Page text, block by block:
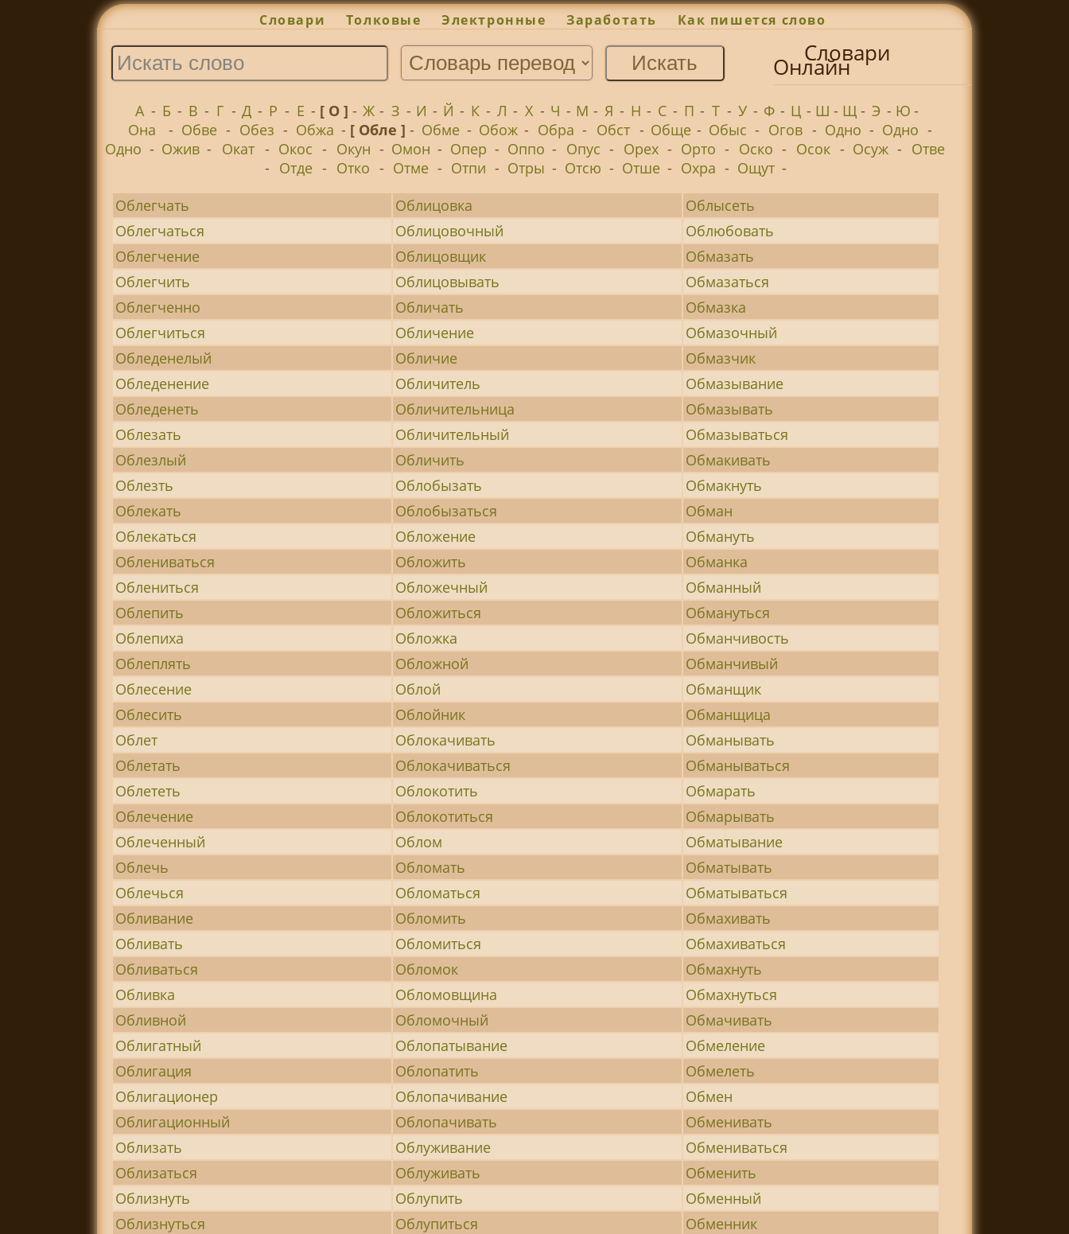
Словари Толковые Электронные Заработать Как пишется слово
Словари
Онлайн
А - Б - В - Г - Д - Р - Е - [ О ]- Ж - З - И - Й - К - Л - Х - Ч - М - Я - Н - С - П - Т - У - Ф - Ц - Ш - Щ- Э - Ю-
Она
- Обве - Обез - Обжа - [ Обле ] - Обме - Обож - Обра - Обст - Обще - Обыс - Огов - Одно - Одно -
Одно - Ожив - Окат - Окос - Окун - Омон - Опер - Оппо - Опус - Орех - Орто - Оско - Осок - Осуж - Отве
- Отде - Отко - Отме - Отпи - Отры - Отсю - Отше - Охра - Ощут -
Облегчать
Облицовка
Облысеть
Облегчаться
Облицовочный
Облюбовать
Облегчение
Облицовщик
Обмазать
Облегчить
Облицовывать
Обмазаться
Облегченно
Обличать
Обмазка
Облегчиться
Обличение
Обмазочный
Обледенелый
Обличие
Обмазчик
Обледенение
Обличитель
Обмазывание
Обледенеть
Обличительница
Обмазывать
Облезать
Обличительный
Обмазываться
Облезлый
Обличить
Обмакивать
Облезть
Облобызать
Обмакнуть
Облекать
Облобызаться
Обман
Облекаться
Обложение
Обмануть
Облениваться
Обложить
Обманка
Облениться
Обложечный
Обманный
Облепить
Обложиться
Обмануться
Облепиха
Обложка
Обманчивость
Облеплять
Обложной
Обманчивый
Облесение
Облой
Обманщик
Облесить
Облойник
Обманщица
Облет
Облокачивать
Обманывать
Облетать
Облокачиваться
Обманываться
Облететь
Облокотить
Обмарать
Облечение
Облокотиться
Обмарывать
Облеченный
Облом
Обматывание
Облечь
Обломать
Обматывать
Облечься
Обломаться
Обматываться
Обливание
Обломить
Обмахивать
Обливать
Обломиться
Обмахиваться
Обливаться
Обломок
Обмахнуть
Обливка
Обломовщина
Обмахнуться
Обливной
Обломочный
Обмачивать
Облигатный
Облопатывание
Обмеление
Облигация
Облопатить
Обмелеть
Облигационер
Облопачивание
Обмен
Облигационный
Облопачивать
Обменивать
Облизать
Облуживание
Обмениваться
Облизаться
Облуживать
Обменить
Облизнуть
Облупить
Обменный
Облизнуться
Облупиться
Обменник